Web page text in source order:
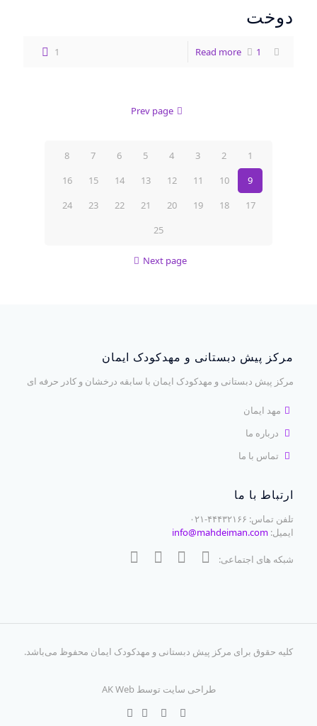
دوخت
1 1
Read more
Prev page
1
2
3
4
5
6
7
8
9
10
11
12
13
14
15
16
17
18
19
20
21
22
23
24
25
Next page
مرکز پیش دبستانی و مهدکودک ایمان
مرکز پیش دبستانی و مهدکودک ایمان با سابقه درخشان و کادر حرفه ای
مهد ایمان
درباره ما
تماس با ما
ارتباط با ما
تلفن تماس: ۴۴۴۳۲۱۶۶-۰۲۱
ایمیل: info@mahdeiman.com
شبکه های اجتماعی:
کلیه حقوق برای مرکز پیش دبستانی و مهدکودک ایمان محفوظ می‌باشد.
طراحی سایت توسطAK Web